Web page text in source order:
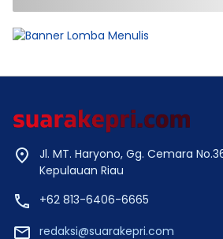
Jl. MT. Haryono, Gg. Cemara
Kepulauan Riau
+62 813-6406-6665
redaksi@suarakepri.com